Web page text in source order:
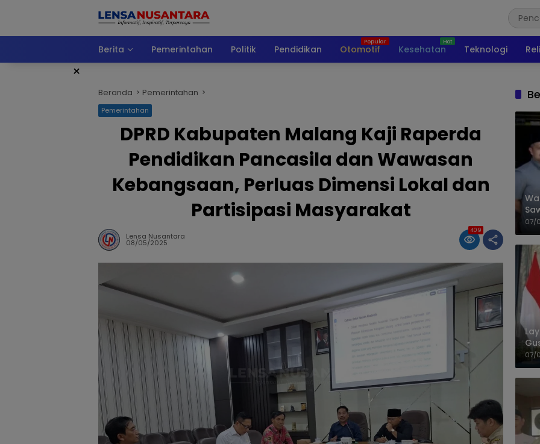
Berita
Pemerintahan Politik Pendidikan Otomotif Kesehatan Teknologi
×
Beranda Pemerintahan
Pemerintahan
DPRD Kabupaten Malang Kaji Raperda
Pendidikan Pancasila dan Wawasan
Kebangsaan, Perluas Dimensi Lokal dan
Partisipasi Masyarakat
Lensa Nusantara
08/05/2025
409
07/
07/